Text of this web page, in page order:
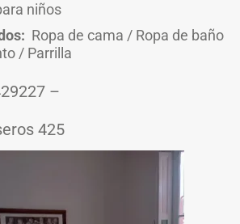
niños
Ropa de cama / Ropa de baño
/ Parrilla
–
425